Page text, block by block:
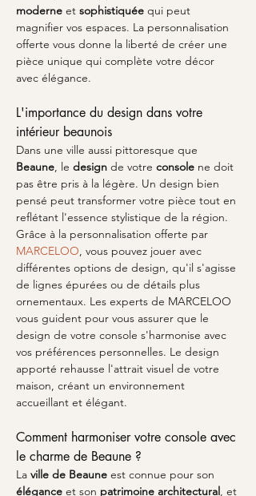
moderne et sophistiquée qui peut
magnifier vos espaces. La personnalisation
offerte vous donne la liberté de créer une
pièce unique qui complète votre décor
avec élégance.
L'importance du design dans votre
intérieur beaunois
Dans une ville aussi pittoresque que
Beaune, le design de votre console ne doit
pas être pris à la légère. Un design bien
pensé peut transformer votre pièce tout en
reflétant l'essence stylistique de la région.
Grâce à la personnalisation offerte par
MARCELOO, vous pouvez jouer avec
différentes options de design, qu'il s'agisse
de lignes épurées ou de détails plus
ornementaux. Les experts de MARCELOO
vous guident pour vous assurer que le
design de votre console s'harmonise avec
vos préférences personnelles. Le design
apporté rehausse l'attrait visuel de votre
maison, créant un environnement
accueillant et élégant.
Comment harmoniser votre console avec
le charme de Beaune ?
La ville de Beaune est connue pour son
élégance et son patrimoine architectural, et